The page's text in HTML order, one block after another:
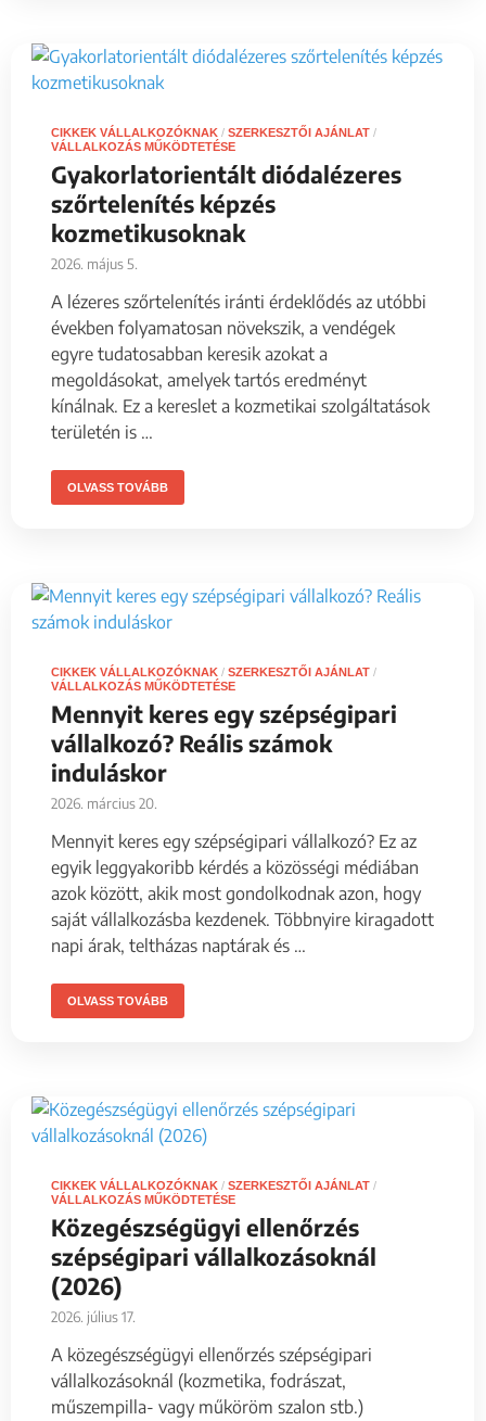
CIKKEK VÁLLALKOZÓKNAK / SZERKESZTŐI AJÁNLAT /
VÁLLALKOZÁS MŰKÖDTETÉSE
Gyakorlatorientált diódalézeres
szőrtelenítés képzés
kozmetikusoknak
2026. május 5.
A lézeres szőrtelenítés iránti érdeklődés az utóbbi
években folyamatosan növekszik, a vendégek
egyre tudatosabban keresik azokat a
megoldásokat, amelyek tartós eredményt
kínálnak. Ez a kereslet a kozmetikai szolgáltatások
területén is …
OLVASS TOVÁBB
CIKKEK VÁLLALKOZÓKNAK / SZERKESZTŐI AJÁNLAT /
VÁLLALKOZÁS MŰKÖDTETÉSE
Mennyit keres egy szépségipari
vállalkozó? Reális számok
induláskor
2026. március 20.
Mennyit keres egy szépségipari vállalkozó? Ez az
egyik leggyakoribb kérdés a közösségi médiában
azok között, akik most gondolkodnak azon, hogy
saját vállalkozásba kezdenek. Többnyire kiragadott
napi árak, teltházas naptárak és …
OLVASS TOVÁBB
CIKKEK VÁLLALKOZÓKNAK / SZERKESZTŐI AJÁNLAT /
VÁLLALKOZÁS MŰKÖDTETÉSE
Közegészségügyi ellenőrzés
szépségipari vállalkozásoknál
(2026)
2026. július 17.
A közegészségügyi ellenőrzés szépségipari
vállalkozásoknál (kozmetika, fodrászat,
műszempilla- vagy műköröm szalon stb.)